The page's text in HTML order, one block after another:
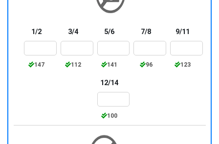
1/2
147
3/4
112
5/6
141
7/8
96
9/11
123
12/14
100